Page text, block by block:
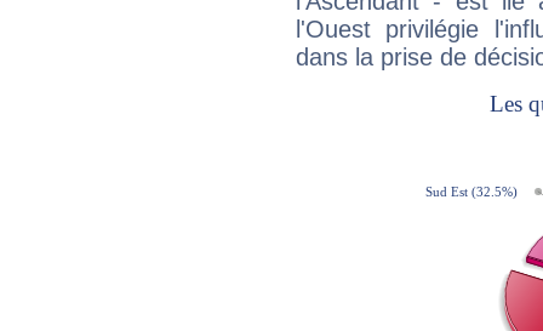
l'Ouest privilégie
dans la prise de